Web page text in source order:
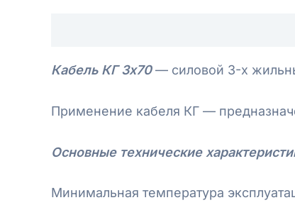
Кабель КГ 3х70— силовой 3-х
Применение кабеля КГ —
Основные технические
Минимальная температура